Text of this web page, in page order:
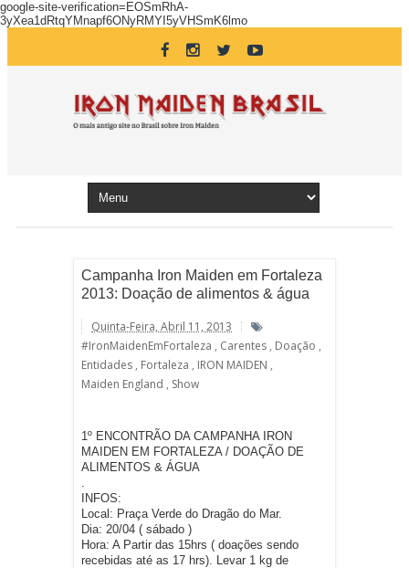
google-site-verification=EOSmRhA-
3yXea1dRtqYMnapf6ONyRMYI5yVHSmK6lmo
Campanha Iron Maiden em Fortaleza
2013: Doação de alimentos & água
Quinta-Feira, Abril 11, 2013
#IronMaidenEmFortaleza , Carentes , Doação ,
Entidades , Fortaleza , IRON MAIDEN ,
Maiden England , Show
1º ENCONTRÃO DA CAMPANHA IRON
MAIDEN EM FORTALEZA / DOAÇÃO DE
ALIMENTOS & ÁGUA
.
INFOS:
Local: Praça Verde do Dragão do Mar.
Dia: 20/04 ( sábado )
Hora: A Partir das 15hrs ( doações sendo
recebidas até as 17 hrs). Levar 1 kg de